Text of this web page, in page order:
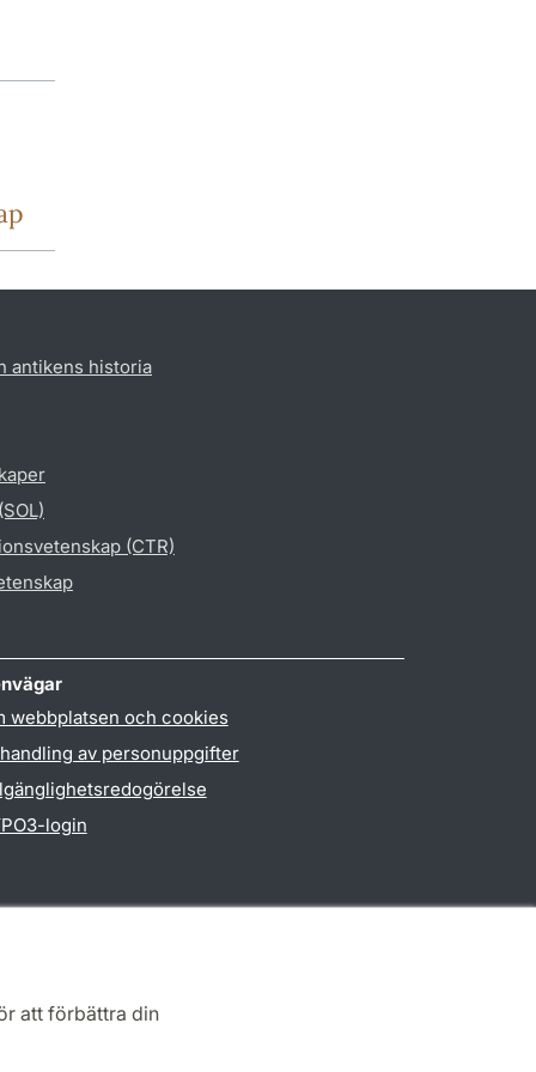
att förbättra din
antikens historia
(CTR)
webbplatsen och cookies
av personuppgifter
login